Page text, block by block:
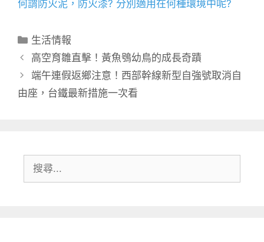
何謂防火泥 ， 防火漆? 分別適用在何種環境中呢?
分
類
生活情報
高空育雛直擊！黃魚鴞幼鳥的成長奇蹟
端午連假返鄉注意！西部幹線新型自強號取消自
由座，台鐵最新措施一次看
尋: